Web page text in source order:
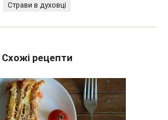
Страви в духовці
Схожі рецепти